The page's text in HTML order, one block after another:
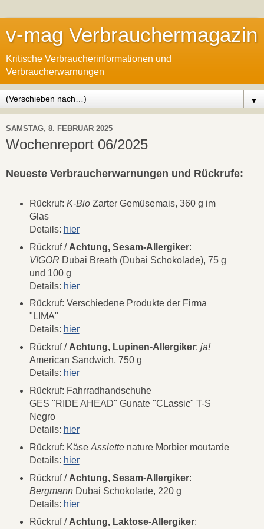
v-mag Verbrauchermagazin
Kritische Verbraucherinformationen und
Verbraucherwarnungen
▼
SAMSTAG, 8. FEBRUAR 2025
Wochenreport 06/2025
Neueste Verbraucherwarnungen und Rückrufe:
Rückruf: K-BioZarter Gemüsemais, 360 g im
Glas
Details: hier
Rückruf / Achtung, Sesam-Allergiker:
VIGOR Dubai Breath (Dubai Schokolade), 75 g
und 100 g
Details: hier
Rückruf: Verschiedene Produkte der Firma
"LIMA"
Details: hier
Rückruf / Achtung, Lupinen-Allergiker: ja!
American Sandwich, 750 g
Details: hier
Rückruf: Fahrradhandschuhe
GES "RIDE AHEAD" Gunate "CLassic" T-S
Negro
Details: hier
Rückruf: Käse Assiettenature Morbier moutarde
Details: hier
Rückruf / Achtung, Sesam-Allergiker:
BergmannDubai Schokolade, 220 g
Details: hier
Rückruf / Achtung, Laktose-Allergiker: